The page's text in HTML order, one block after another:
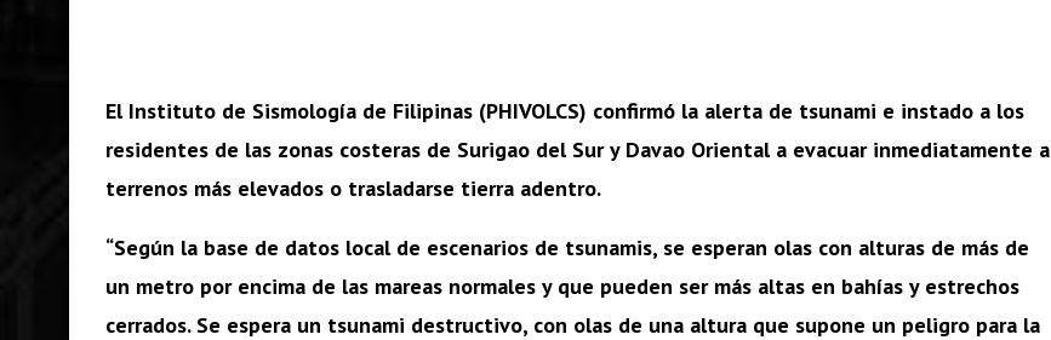
El Instituto de Sismología de Filipinas (PHIVOLCS) confirmó la alerta de tsunami e instado a los
residentes de las zonas costeras de Surigao del Sur y Davao Oriental a evacuar inmediatamente a
terrenos más elevados o trasladarse tierra adentro.
“Según la base de datos local de escenarios de tsunamis, se esperan olas con alturas de más de
un metro por encima de las mareas normales y que pueden ser más altas en bahías y estrechos
cerrados. Se espera un tsunami destructivo, con olas de una altura que supone un peligro para la